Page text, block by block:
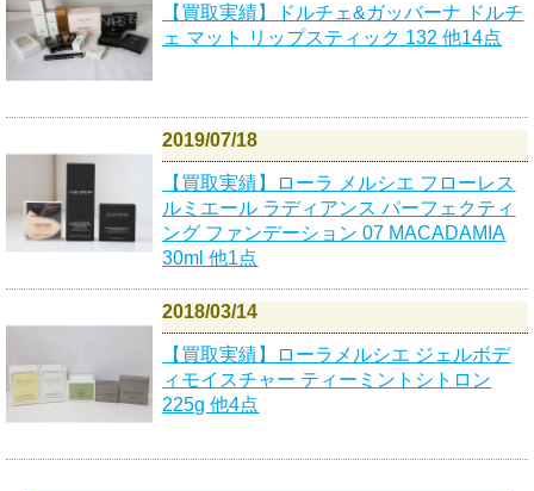
【買取実績】ドルチェ&ガッバーナ ドルチ
ェ マット リップスティック 132 他14点
2019/07/18
【買取実績】ローラ メルシエ フローレス
ルミエール ラディアンス パーフェクティ
ング ファンデーション 07 MACADAMIA
30ml 他1点
2018/03/14
【買取実績】ローラメルシエ ジェルボデ
ィモイスチャー ティーミントシトロン
225g 他4点